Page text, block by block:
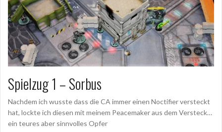
Spielzug 1 – Sorbus
Nachdem ich wusste dass die CA immer einen Noctifier versteckt
hat, lockte ich diesen mit meinem Peacemaker aus dem Versteck…
ein teures aber sinnvolles Opfer